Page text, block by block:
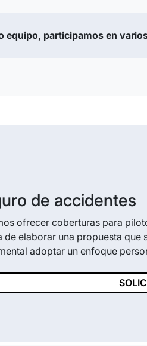
equipo, participamos en
de accidentes
ofrecer coberturas para
de elaborar una propuesta que
adoptar un enfoque